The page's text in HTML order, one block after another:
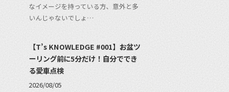
なイメージを持っている方、意外と多
いんじゃないでしょ…
【T’s KNOWLEDGE #001】お盆ツ
ーリング前に5分だけ！自分ででき
る愛車点検
2026/08/05